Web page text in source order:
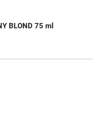
BLOND 75 ml